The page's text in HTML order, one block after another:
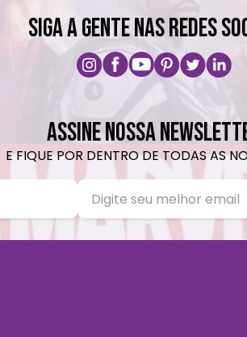
SIGA A GENTE NAS REDES
ASSINE NOSSA
E FIQUE POR DENTRO DE TODAS AS